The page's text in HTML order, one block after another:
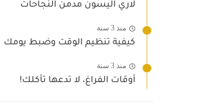
لاري اليسون مدمن النجاحات
منذ 3 سنة
كيفية تنظيم الوقت وضبط يومك
منذ 3 سنة
أوقات الفراغ، لا تدعها تأكلك!